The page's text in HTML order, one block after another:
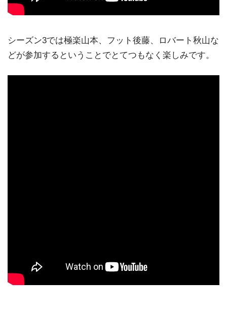
シーズン3では極楽山本、フット後藤、ロバート秋山な
どが参加するということでとてつもなく楽しみです。